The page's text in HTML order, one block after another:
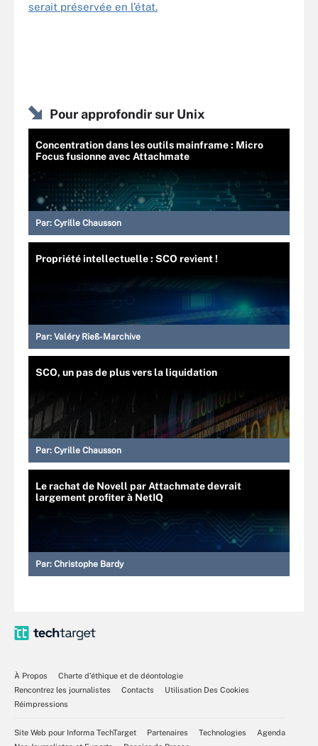
serait préservée en l’état.
Pour approfondir sur Unix
Concentration dans les outils mainframe : Micro
Focus fusionne avec Attachmate
Par: Cyrille Chausson
Propriété intellectuelle : SCO revient !
Par: Valéry Rieß-Marchive
SCO, un pas de plus vers la liquidation
Par: Cyrille Chausson
Le rachat de Novell par Attachmate devrait
largement profiter à NetIQ
Par: Christophe Bardy
À Propos
Charte d’éthique et de déontologie
Rencontrez les journalistes
Contacts
Utilisation Des Cookies
Réimpressions
Site Web pour Informa TechTarget Partenaires Technologies
Agenda